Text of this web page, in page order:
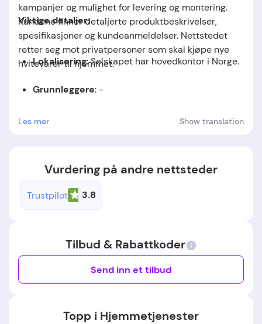
kampanjer og mulighet for levering og montering.
Kundene finner detaljerte produktbeskrivelser,
spesifikasjoner og kundeanmeldelser. Nettstedet
retter seg mot privatpersoner som skal kjøpe nye
hvitevarer til hjemmet.
Viktige detaljer:
Lokalisering: Selskapet har hovedkontor i Norge.
Grunnleggere: -
Stiftelsesdato : Selskapet ble etablert i1957.
Les mer Show translation
Vurdering på andre nettsteder
Trustpilot 3.8
Tilbud & Rabattkoder
Send inn et tilbud
Topp i Hjemmetjenester